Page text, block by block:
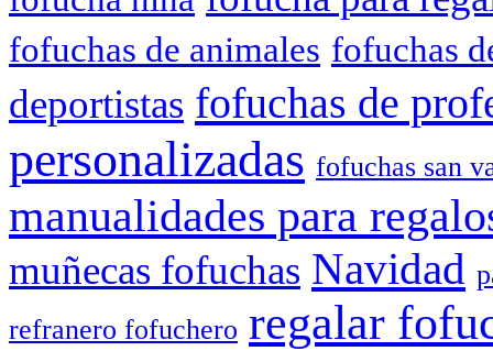
fofuchas de animales fofuchas
deportistas fofuchas de
personalizadas fofuchas san
manualidades para
muñecas fofuchas Navidad
refranero fofuchero regalar